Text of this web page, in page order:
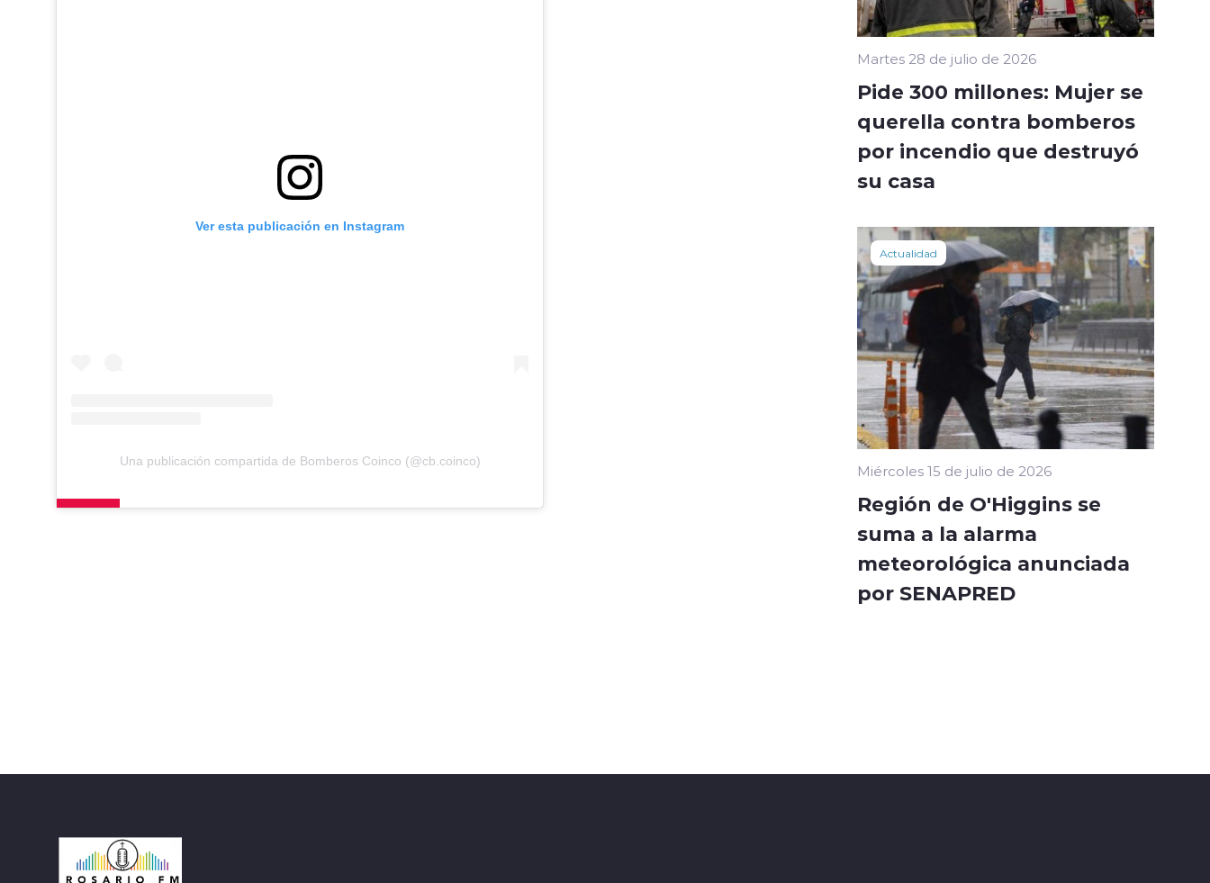
Ver esta publicación en Instagram
Una publicación compartida de Bomberos Coinco (@cb.coinco)
Martes 28 de julio de 2026
Pide 300 millones: Mujer se
querella contra bomberos
por incendio que destruyó
su casa
Actualidad
Miércoles 15 de julio de 2026
Región de O'Higgins se
suma a la alarma
meteorológica anunciada
por SENAPRED